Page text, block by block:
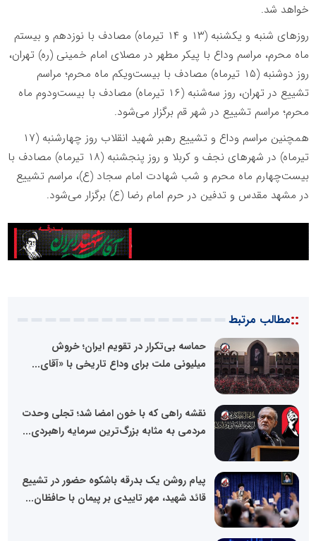
خواهد شد.
روزهای شنبه و یکشنبه (۱۳ و ۱۴ تیرماه) مصادف با نوزدهم و بیستم
ماه محرم، مراسم وداع با پیکر مطهر در مصلای امام خمینی (ره) تهران،
روز دوشنبه (۱۵ تیرماه) مصادف با بیست‌ویکم ماه محرم؛ مراسم
تشییع در تهران، روز سه‌شنبه (۱۶ تیرماه) مصادف با بیست‌ودوم ماه
محرم؛ مراسم تشییع در شهر قم برگزار می‌شود.
همچنین مراسم وداع و تشییع رهبر شهید انقلاب روز چهارشنبه (۱۷
تیرماه) در شهرهای نجف و کربلا و روز پنجشنبه (۱۸ تیرماه) مصادف با
بیست‌چهارم ماه محرم و شب شهادت امام سجاد (ع)، مراسم تشییع
در مشهد مقدس و تدفین در حرم امام‌ رضا (ع) برگزار می‌شود.
::مطالب مرتبط
حماسه بی‌تکرار در تقویم ایران؛ خروش
میلیونی ملت برای وداع تاریخی با «آقای...
نقشه راهی که با خون امضا شد؛ تجلی وحدت
مردمی به مثابه بزرگ‌ترین سرمایه راهبردی...
پیام روشن یک بدرقه باشکوه حضور در تشییع
قائد شهید، مهر تاییدی بر پیمان با حافظان...